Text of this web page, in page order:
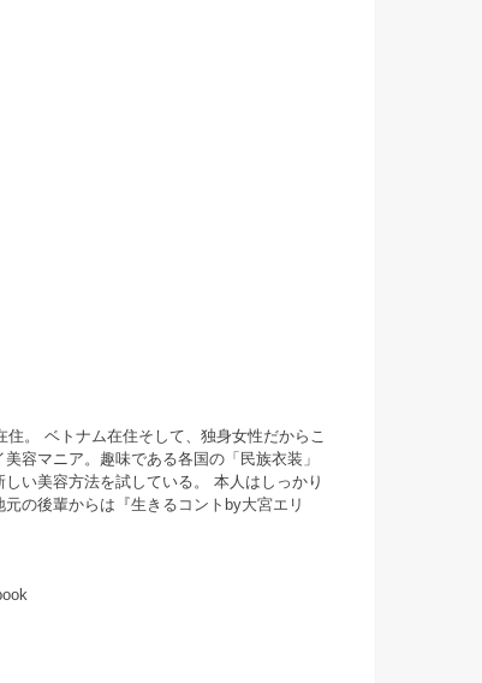
。 ベトナム在住そして、独身女性だからこ
容マニア。趣味である各国の「民族衣装」
い美容方法を試している。 本人はしっかり
元の後輩からは『生きるコントby大宮エリ